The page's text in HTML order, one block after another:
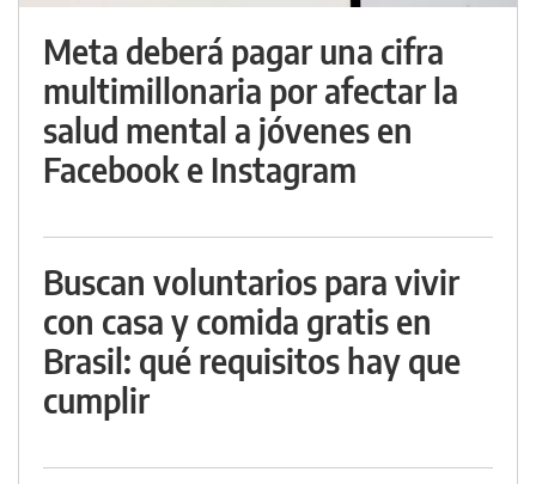
Meta deberá pagar una cifra
multimillonaria por afectar la
salud mental a jóvenes en
Facebook e Instagram
Buscan voluntarios para vivir
con casa y comida gratis en
Brasil: qué requisitos hay que
cumplir